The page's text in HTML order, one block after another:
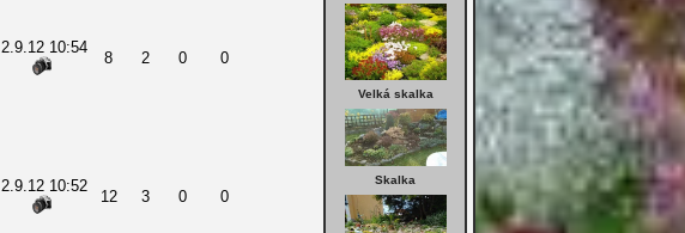
Velká skalka
Skalka
2.9.12 10:54
8 2 0 0
2.9.12 10:52
12 3 0 0